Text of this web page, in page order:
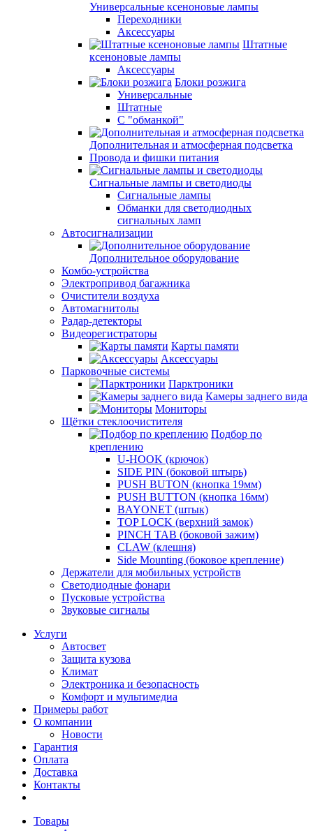
Универсальные ксеноновые лампы
Переходники
Аксессуары
Штатные
ксеноновые лампы
Аксессуары
Блоки розжига
Универсальные
Штатные
С "обманкой"
Дополнительная и атмосферная подсветка
Провода и фишки питания
Cигнальные лампы и светодиоды
Сигнальные лампы
Обманки для светодиодных
сигнальных ламп
Автосигнализации
Дополнительное оборудование
Комбо-устройства
Электропривод багажника
Очистители воздуха
Автомагнитолы
Радар-детекторы
Видеорегистраторы
Карты памяти
Аксессуары
Парковочные системы
Парктроники
Камеры заднего вида
Мониторы
Щётки стеклоочистителя
Подбор по
креплению
U-HOOK (крючок)
SIDE PIN (боковой штырь)
PUSH BUTON (кнопка 19мм)
PUSH BUTTON (кнопка 16мм)
BAYONET (штык)
TOP LOCK (верхний замок)
PINCH TAB (боковой зажим)
CLAW (клешня)
Side Mounting (боковое крепление)
Держатели для мобильных устройств
Светодиодные фонари
Пусковые устройства
Звуковые сигналы
Услуги
Автосвет
Защита кузова
Климат
Электроника и безопасность
Комфорт и мультимедиа
Примеры работ
О компании
Новости
Гарантия
Оплата
Доставка
Контакты
Товары